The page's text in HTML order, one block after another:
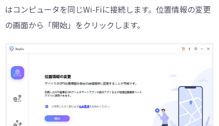
はコンピュータを同じWi-Fiに接続します。位置情報の変更
の画面から「開始」をクリックします。